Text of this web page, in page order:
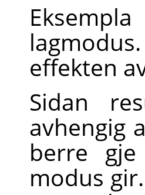
effekten
Sidan
avhengig
berre
modus